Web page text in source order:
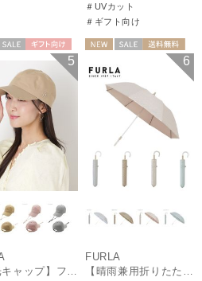
＃UVカット
＃ギフト向け
ギフト向け5
【遮光キャップ】フルラ (FURLA) アーチロゴ キャップ 遮光UV帽子
送料無料
ギフト向け
6
FURLA
【晴雨兼用折りたたみ日傘】フルラ (FURLA) パールリボンジャガード 遮光99.99 遮熱 UV99.99